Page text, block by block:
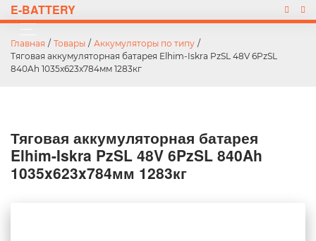
E-BATTERY
Главная / Товары / Аккумуляторы по типу /
Тяговая аккумуляторная батарея Elhim-Iskra PzSL 48V 6PzSL
840Ah 1035x623x784мм 1283кг
Тяговая аккумуляторная батарея
Elhim-Iskra PzSL 48V 6PzSL 840Ah
1035x623x784мм 1283кг